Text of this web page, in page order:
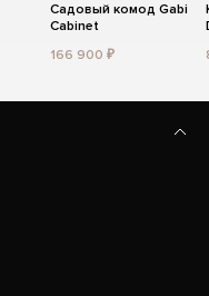
Садовый комод Gabi
Cabinet
166 900 ₽